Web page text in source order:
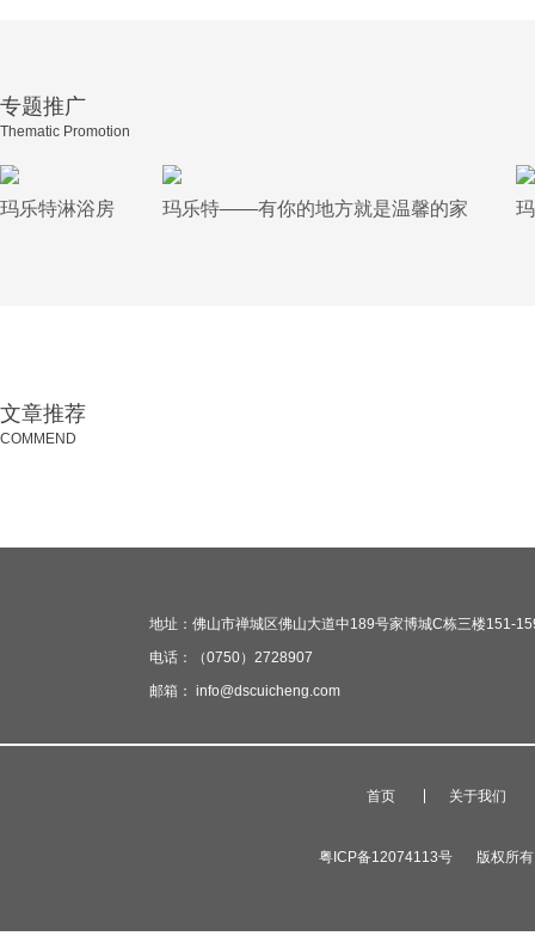
专题推广
Thematic Promotion
玛乐特淋浴房 玛乐特——有你的地方就是温馨的家
文章推荐
COMMEND
地址：佛山市禅城区佛山大道中189号家博城C栋三楼151-
电话：（0750）2728907
邮箱： info@dscuicheng.com
首页 关于我们
粤ICP备12074113号 版权所